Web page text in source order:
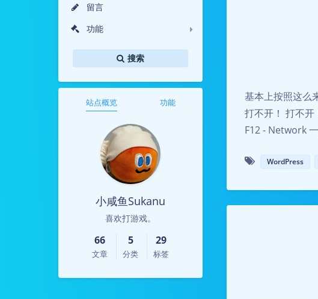
留言
功能
搜索
站点概览 功能
小咸鱼Sukanu
喜欢打游戏。
66
文章
5
分类
29
标签
基本上按照这么
打不开！ 打不开
F12 - Network
WordPress